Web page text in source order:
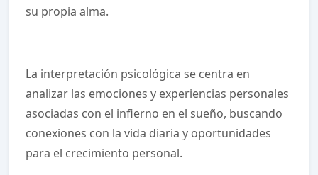
su propia alma.
La interpretación psicológica se centra en
analizar las emociones y experiencias personales
asociadas con el infierno en el sueño, buscando
conexiones con la vida diaria y oportunidades
para el crecimiento personal.